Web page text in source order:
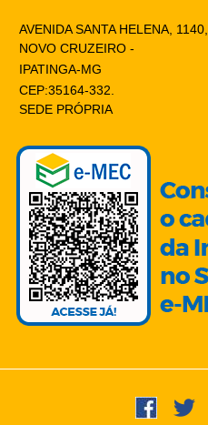
AVENIDA SANTA HELENA, 1140,
NOVO CRUZEIRO -
IPATINGA-MG
CEP:35164-332.
SEDE PRÓPRIA